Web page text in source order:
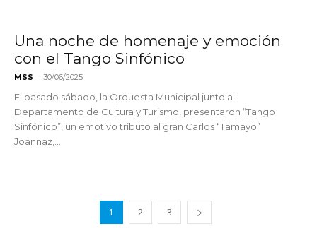
Una noche de homenaje y emoción
con el Tango Sinfónico
MSS - 30/06/2025
El pasado sábado, la Orquesta Municipal junto al
Departamento de Cultura y Turismo, presentaron “Tango
Sinfónico”, un emotivo tributo al gran Carlos “Tamayo”
Joannaz,...
1 2 3